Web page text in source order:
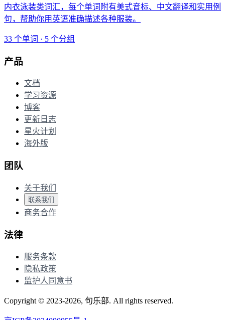
内衣泳装类词汇，每个单词附有美式音标、中文翻译和实用例
句，帮助你用英语准确描述各种服装。
33 个单词 · 5 个分组
产品
文档
学习资源
博客
更新日志
星火计划
海外版
团队
关于我们
联系我们
商务合作
法律
服务条款
隐私政策
监护人同意书
Copyright © 2023-2026, 句乐部. All rights reserved.